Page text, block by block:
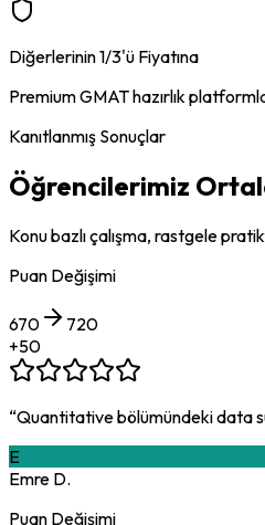
Diğerlerinin 1/3'ü Fiyatına
Premium GMAT hazırlık
Kanıtlanmış Sonuçlar
Öğrencilerimiz
Konu bazlı çalışma, rastgele
Puan Değişimi
670
720
+50
“Quantitative bölümündeki data
E
Emre D.
Puan Değişimi